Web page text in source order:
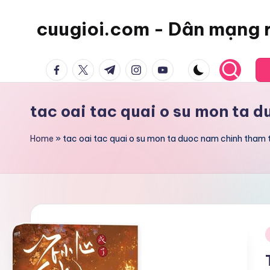
cuugioi.com - Dân mạng
facebook.com
twitter.com
t.me instagram.com
youtube.com
tac oai tac quai o su mon ta
Home » tac oai tac quai o su mon ta duoc nam chinh tham